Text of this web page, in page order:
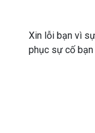
Xin lỗi bạn vì
phục sự cố